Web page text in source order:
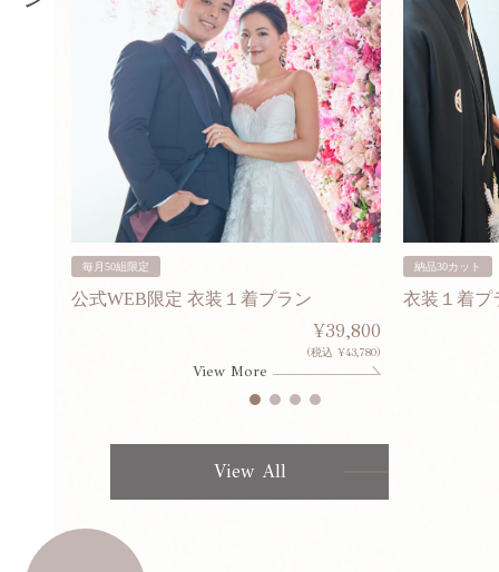
毎月50組限定
公式WEB限定 衣装１着プラン
¥39,800
(税込 ¥43,780)
View More
納品30カット
衣装１着プ
View All